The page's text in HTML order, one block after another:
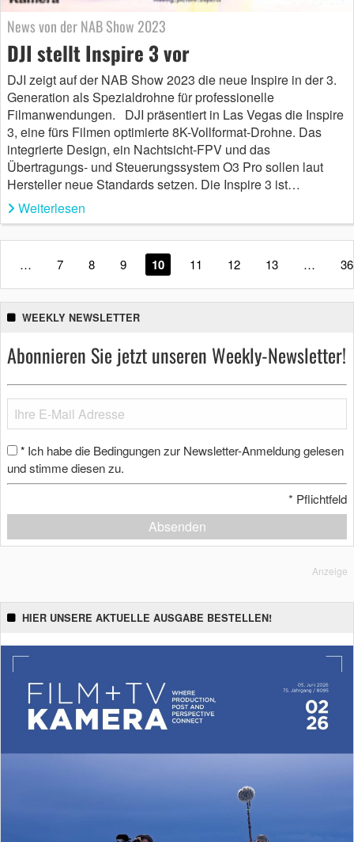
News von der NAB Show 2023
DJI stellt Inspire 3 vor
DJI zeigt auf der NAB Show 2023 die neue Inspire in der 3.
Generation als Spezialdrohne für professionelle
Filmanwendungen. DJI präsentiert in Las Vegas die Inspire
3, eine fürs Filmen optimierte 8K-Vollformat-Drohne. Das
integrierte Design, ein Nachtsicht-FPV und das
Übertragungs- und Steuerungssystem O3 Pro sollen laut
Hersteller neue Standards setzen. Die Inspire 3 ist…
Weiterlesen
… 7 8 9 10 11 12 13 … 36
WEEKLY NEWSLETTER
Abonnieren Sie jetzt unseren Weekly-Newsletter!
* Ich habe die Bedingungen zur Newsletter-Anmeldung gelesen
und stimme diesen zu.
* Pflichtfeld
Absenden
Anzeige
HIER UNSERE AKTUELLE AUSGABE BESTELLEN!